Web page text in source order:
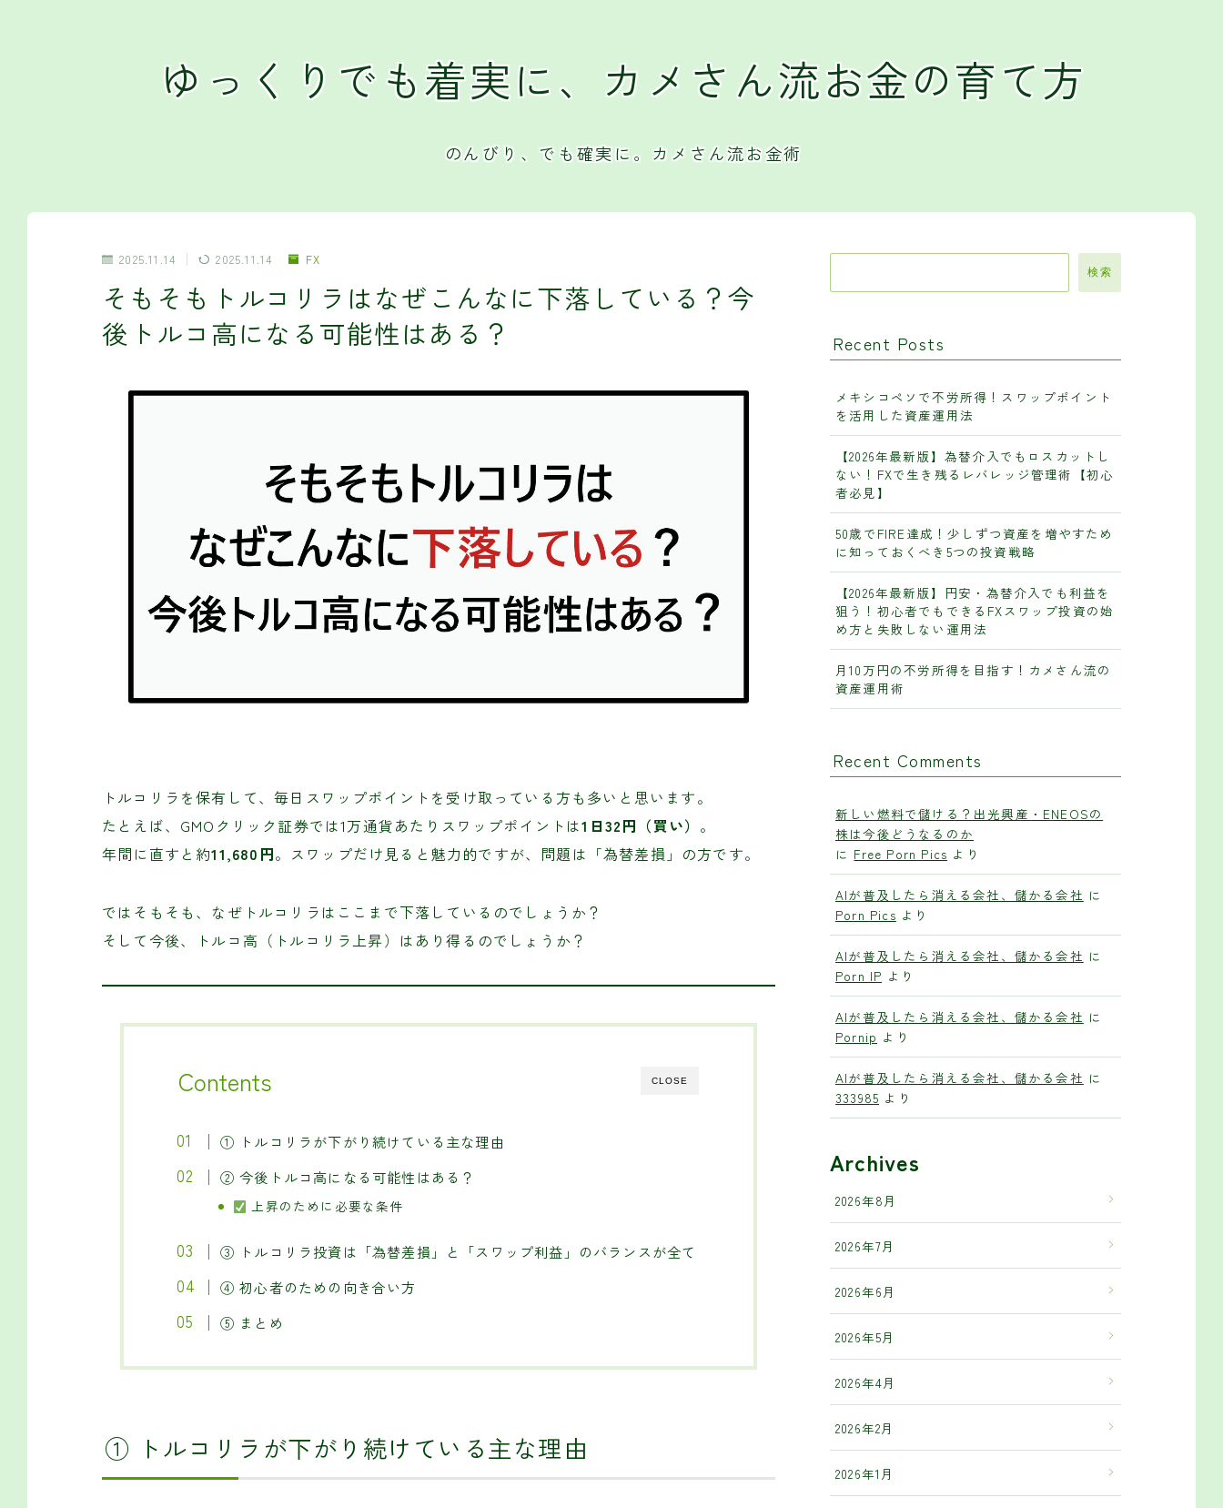
ゆっくりでも着実に、カメさん流お金の育て方
のんびり、でも確実に。カメさん流お金術
2025.11.14 2025.11.14 FX
そもそもトルコリラはなぜこんなに下落している？今
後トルコ高になる可能性はある？
トルコリラを保有して、毎日スワップポイントを受け取っている方も多いと思います。
たとえば、GMOクリック証券では1万通貨あたりスワップポイントは1日32円（買い） 。
年間に直すと約11,680円。スワップだけ見ると魅力的ですが、問題は「為替差損」の方です。
ではそもそも、なぜトルコリラはここまで下落しているのでしょうか？
そして今後、トルコ高（トルコリラ上昇）はあり得るのでしょうか？
CLOSE
Contents
① トルコリラが下がり続けている主な理由
② 今後トルコ高になる可能性はある？
上昇のために必要な条件
③ トルコリラ投資は「為替差損」と「スワップ利益」のバランスが全て
④ 初心者のための向き合い方
⑤ まとめ
① トルコリラが下がり続けている主な理由
検索
Recent Posts
メキシコペソで不労所得！スワップポイント
を活用した資産運用法
【2026年最新版】為替介入でもロスカットし
ない！FXで生き残るレバレッジ管理術【初心
者必見】
50歳でFIRE達成！少しずつ資産を増やすため
に知っておくべき5つの投資戦略
【2026年最新版】円安・為替介入でも利益を
狙う！初心者でもできるFXスワップ投資の始
め方と失敗しない運用法
月10万円の不労所得を目指す！カメさん流の
資産運用術
Recent Comments
新しい燃料で儲ける？出光興産・ENEOSの
株は今後どうなるのか
に Free Porn Pics より
AIが普及したら消える会社、儲かる会社 に
Porn Pics より
AIが普及したら消える会社、儲かる会社 に
Porn IP より
AIが普及したら消える会社、儲かる会社 に
Pornip より
AIが普及したら消える会社、儲かる会社 に
333985 より
Archives
2026年8月
2026年7月
2026年6月
2026年5月
2026年4月
2026年2月
2026年1月